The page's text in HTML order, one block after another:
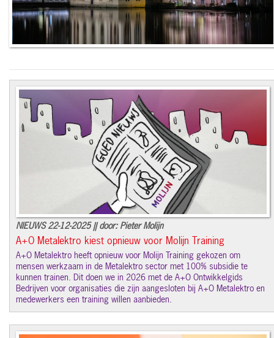
NIEUWS 22-12-2025 || door: Pieter Molijn
A+O Metalektro kiest opnieuw voor Molijn Training
A+O Metalektro heeft opnieuw voor Molijn Training gekozen om
mensen werkzaam in de Metalektro sector met 100% subsidie te
kunnen trainen. Dit doen we in 2026 met de A+O Ontwikkelgids
Bedrijven voor organisaties die zijn aangesloten bij A+O Metalektro en
medewerkers een training willen aanbieden.